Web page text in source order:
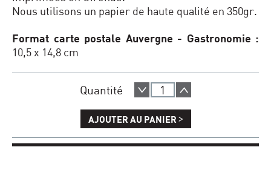
Nous utilisons un papier de haute qualité en 350gr.
Format carte postale Auvergne - Gastronomie :
10,5 x 14,8 cm
Quantité
AJOUTER AU PANIER >